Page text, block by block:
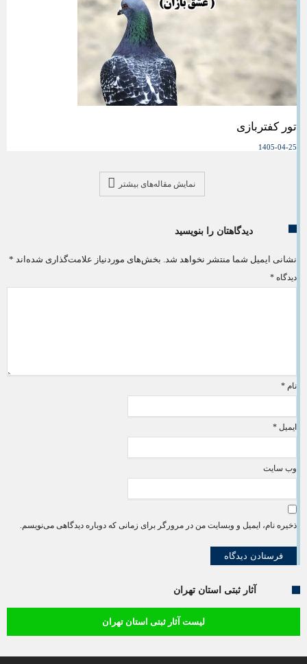
تور کفتربازی
1405-04-25
نمایش مقاله‌های بیشتر
دیدگاهتان را بنویسید
نشانی ایمیل شما منتشر نخواهد شد. بخش‌های موردنیاز علامت‌گذاری شده‌اند *
دیدگاه *
نام *
ایمیل *
وب‌ سایت
ذخیره نام، ایمیل و وبسایت من در مرورگر برای زمانی که دوباره دیدگاهی می‌نویسم.
آثار ثبتی استان تهران
لیست آثار ثبتی استان تهران